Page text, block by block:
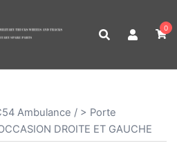
0
Ambulance / > Porte
DROITE ET GAUCHE